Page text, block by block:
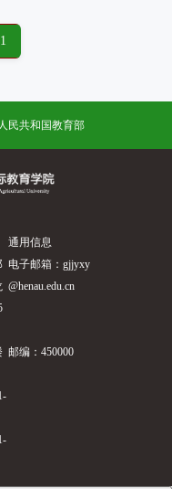
1
民共和国教育部
通用信息
电子邮箱：gjjyxy
@henau.edu.cn
邮编：450000